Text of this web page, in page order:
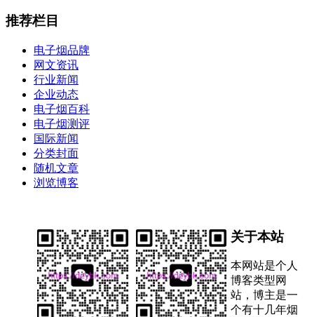
推荐栏目
电子烟品牌
网文资讯
行业新闻
企业动态
电子烟百科
电子烟测评
国际新闻
分类封面
随机文章
浏览博客
关于本站
本网站是个人
博客类型网
站，博主是一
个有十几年烟